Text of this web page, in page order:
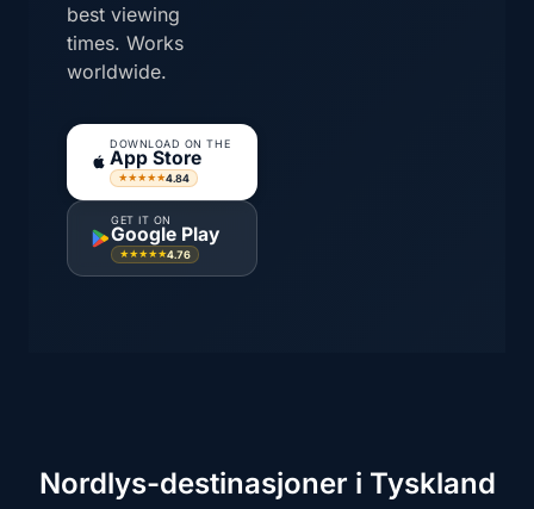
best viewing
times. Works
worldwide.
DOWNLOAD ON THE
App Store
★★★★★4.84
GET IT ON
Google Play
★★★★★4.76
Nordlys-destinasjoner i Tyskland